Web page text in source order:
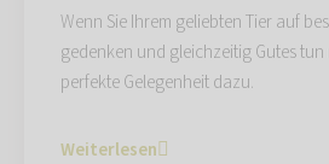
Wenn Sie Ihrem geliebten Tier auf
gedenken und gleichzeitig Gutes
perfekte Gelegenheit dazu.
Weiterlesen